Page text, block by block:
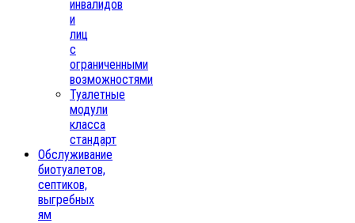
инвалидов
и
лиц
с
ограниченными
возможностями
Туалетные
модули
класса
стандарт
Обслуживание
биотуалетов,
септиков,
выгребных
ям